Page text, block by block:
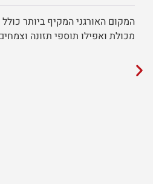
המקום האורגני המקיף ביותר כולל
מכולת ואפילו תוספי תזונה